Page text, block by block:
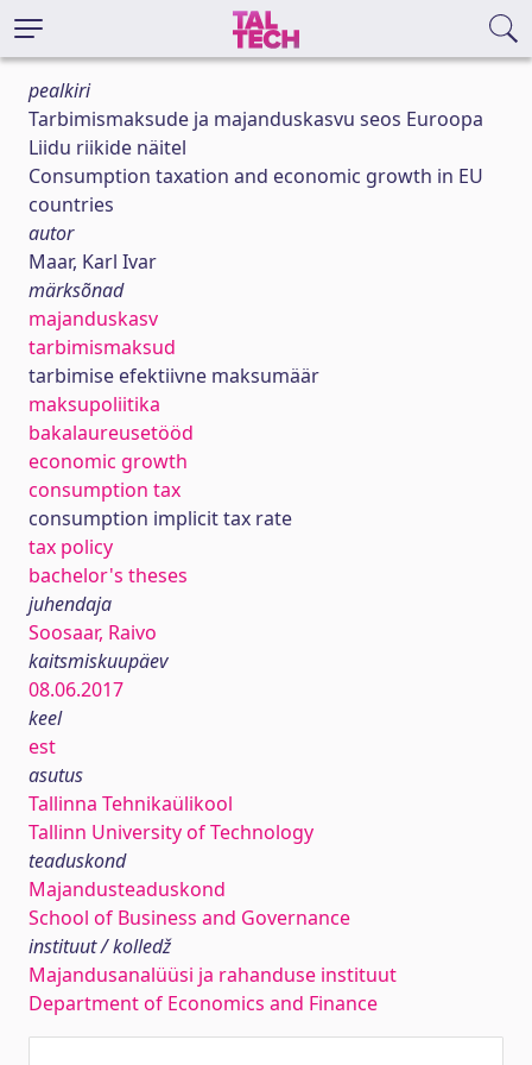
pealkiri
Tarbimismaksude ja majanduskasvu seos Euroopa
Liidu riikide näitel
Consumption taxation and economic growth in EU
countries
autor
Maar, Karl Ivar
märksõnad
majanduskasv
tarbimismaksud
tarbimise efektiivne maksumäär
maksupoliitika
bakalaureusetööd
economic growth
consumption tax
consumption implicit tax rate
tax policy
bachelor's theses
juhendaja
Soosaar, Raivo
kaitsmiskuupäev
08.06.2017
keel
est
asutus
Tallinna Tehnikaülikool
Tallinn University of Technology
teaduskond
Majandusteaduskond
School of Business and Governance
instituut / kolledž
Majandusanalüüsi ja rahanduse instituut
Department of Economics and Finance